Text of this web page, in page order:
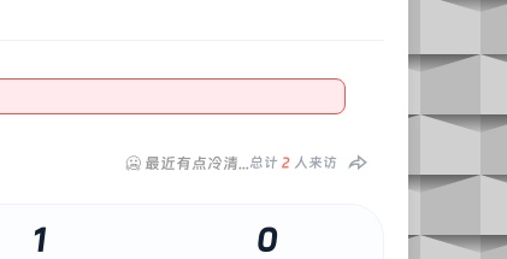
🥶 最近有点冷清...总计 2 人来访
1 0